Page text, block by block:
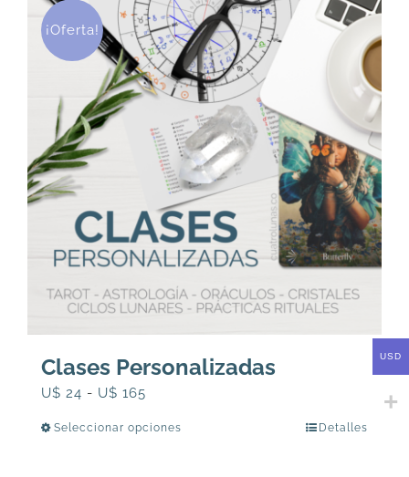
72.
58.
¡Oferta!
Clases Personalizadas
U$ 24 - U$ 165
Seleccionar opciones Detalles
USD